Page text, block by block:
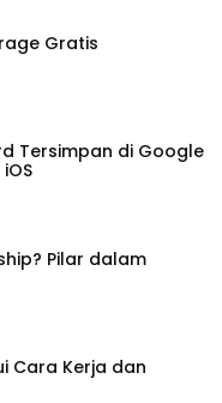
Gratis
Tersimpan di Google
Pilar dalam
Cara Kerja dan